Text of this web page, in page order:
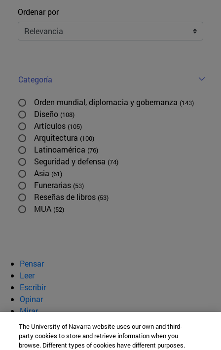
Ordenar
Ordenar por
Categoría
Orden mundial, diplomacia y gobernanza (143)
Diseño (108)
Artículos (105)
Arquitectura (100)
Latinoamérica (76)
Seguridad y defensa (74)
Asia (61)
Funerarias (53)
Reseñas de libros (53)
MUA (52)
Pensar
Leer
Escribir
Opinar
Mirar
Quiénes somos
BeBrave
The University of Navarra website uses our own and third-
party cookies to store and retrieve information when you
browse. Different types of cookies have different purposes.